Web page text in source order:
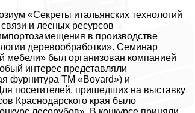
«Секреты итальянских технологий
и лесных ресурсов
в производстве
деревообработки». Семинар
мебели» был организован компанией
интерес представляли
фурнитура ТМ «Boyard») и
посетителей, пришедших на выставку
Краснодарского края было